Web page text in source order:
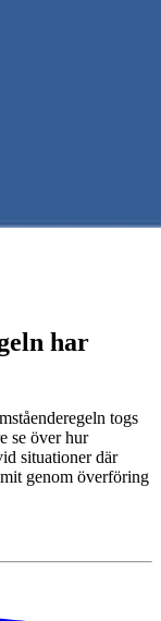
har
togs
se över hur
situationer där
genom överföring